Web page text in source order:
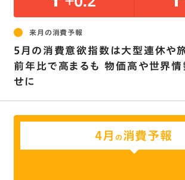
来月の消費予報
5月の消費意欲指数は大型連休や
前年比で高まるも 物価高や世界
せに
4月 の消費予報